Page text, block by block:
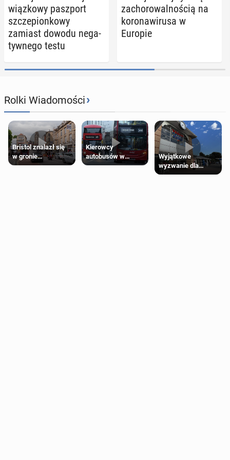
wiąz­ko­wy pasz­port
szcze­pion­ko­wy
zamiast dowodu ne­ga­
tyw­ne­go testu
za­cho­ro­wal­no­ścią na
ko­ro­na­wi­ru­sa w
Europie
Rolki Wiadomości›
Bristol znalazł się
w gronie
najlepszych
Kierowcy
autobusów w
Londynie
Wyjątkowe
wyzwanie dla
posiadaczy kart